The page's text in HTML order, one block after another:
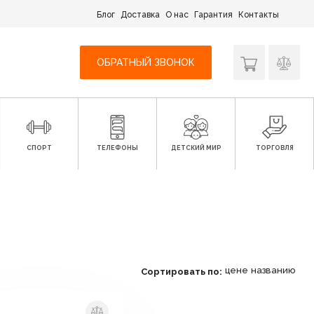
Блог Доставка О нас Гарантия Контакты
ОБРАТНЫЙ ЗВОНОК
СПОРТ ТЕЛЕФОНЫ ДЕТСКИЙ МИР ТОРГОВЛЯ
Сортировать по: цене названию